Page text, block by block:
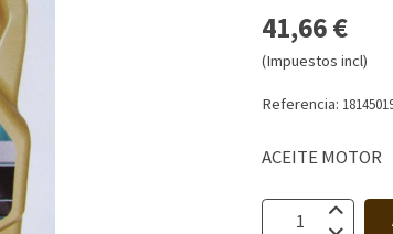
41,66 €
(Impuestos incl)
Referencia:
ACEITE MOTOR